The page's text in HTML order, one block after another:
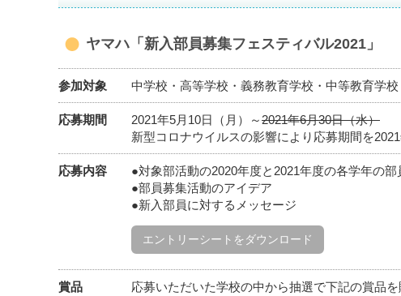
ヤマハ「新入部員募集フェスティバル2021」
参加対象 中学校・高等学校・義務教育学校・中等教育学
応募期間 2021年5月10日（月）～2021年6月30日（水）
新型コロナウイルスの影響により応募期間を
応募内容
●対象部活動の2020年度と2021年度の各学年の部
●部員募集活動のアイデア
●新入部員に対するメッセージ
エントリーシートをダウンロード
賞品 応募いただいた学校の中から抽選で下記の賞品を